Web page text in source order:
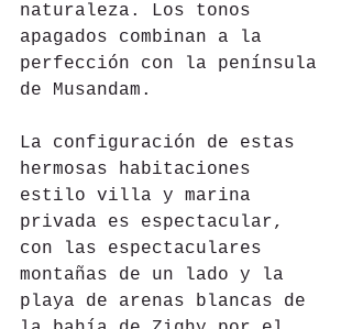
naturaleza. Los tonos
apagados combinan a la
perfección con la península
de Musandam.
La configuración de estas
hermosas habitaciones
estilo villa y marina
privada es espectacular,
con las espectaculares
montañas de un lado y la
playa de arenas blancas de